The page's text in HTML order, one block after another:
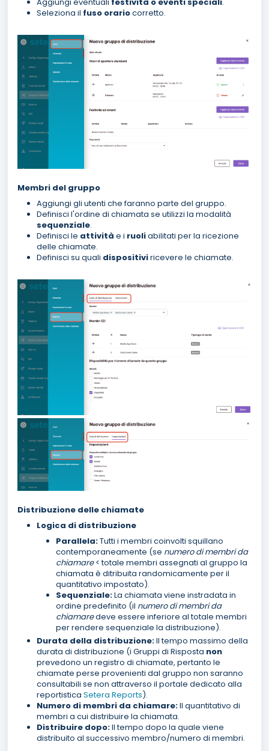
Seleziona il fuso orariocorretto.
Membri del gruppo
Aggiungi gli utenti che faranno parte del gruppo.
Definisci l'ordine di chiamata se utilizzi la modalità
sequenziale.
Definisci le attività e i ruoliabilitati per la ricezione
delle chiamate.
Definisci su quali dispositiviricevere le chiamate.
Distribuzione delle chiamate
Logica di distribuzione
Parallela:Tutti i membri coinvolti squillano
contemporaneamente (se numero di membri da
chiamare< totale membri assegnati al gruppo la
chiamata è ditribuita randomicamente per il
quantitativo impostato).
Sequenziale:La chiamata viene instradata in
ordine predefinito (il numero di membri da
chiamaredeve essere inferiore al totale membri
per rendere sequenziale la distribuzione).
Durata della distribuzione:Il tempo massimo della
durata di distribuzione (i Gruppi di Risposta non
prevedono un registro di chiamate, pertanto le
chiamate perse provenienti dal gruppo non saranno
consultabili se non attraverso il portale dedicato alla
reportistica Setera Reports).
Numero di membri da chiamare:Il quantitativo di
membri a cui distribuire la chiamata.
Distribuire dopo:Il tempo dopo la quale viene
distribuito al successivo membro/numero di membri.